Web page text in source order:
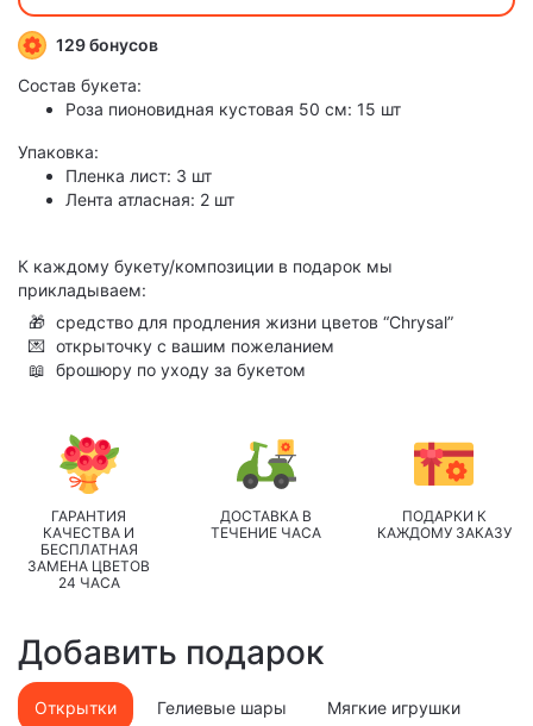
129 бонусов
Состав букета:
Роза пионовидная кустовая 50 см: 15 шт
Упаковка:
Пленка лист: 3 шт
Лента атласная: 2 шт
К каждому букету/композиции в подарок мы
прикладываем:
🎁 средство для продления жизни цветов “Chrysal”
💌 открыточку с вашим пожеланием
📖 брошюру по уходу за букетом
ГАРАНТИЯ
КАЧЕСТВА И
БЕСПЛАТНАЯ
ЗАМЕНА ЦВЕТОВ
24 ЧАСА
ДОСТАВКА В
ТЕЧЕНИЕ ЧАСА
ПОДАРКИ К
КАЖДОМУ ЗАКАЗУ
Добавить подарок
Открытки Гелиевые шары Мягкие игрушки